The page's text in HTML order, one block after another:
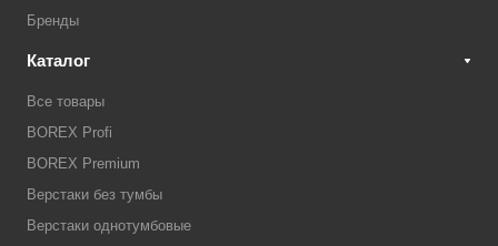
Бренды
Каталог
Все товары
BOREX Profi
BOREX Premium
Верстаки без тумбы
Верстаки однотумбовые